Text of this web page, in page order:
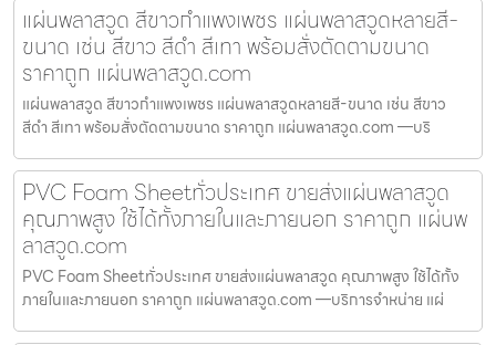
แผ่นพลาสวูด สีขาวกำแพงเพชร แผ่นพลาสวูดหลายสี-
ขนาด เช่น สีขาว สีดำ สีเทา พร้อมสั่งตัดตามขนาด
ราคาถูก แผ่นพลาสวูด.com
แผ่นพลาสวูด สีขาวกำแพงเพชร แผ่นพลาสวูดหลายสี-ขนาด เช่น สีขาว
สีดำ สีเทา พร้อมสั่งตัดตามขนาด ราคาถูก แผ่นพลาสวูด.com —บริ
PVC Foam Sheetทั่วประเทศ ขายส่งแผ่นพลาสวูด
คุณภาพสูง ใช้ได้ทั้งภายในและภายนอก ราคาถูก แผ่นพ
ลาสวูด.com
PVC Foam Sheetทั่วประเทศ ขายส่งแผ่นพลาสวูด คุณภาพสูง ใช้ได้ทั้ง
ภายในและภายนอก ราคาถูก แผ่นพลาสวูด.com —บริการจำหน่าย แผ่